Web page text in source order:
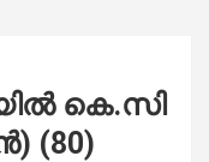
കെ.സി
(80)